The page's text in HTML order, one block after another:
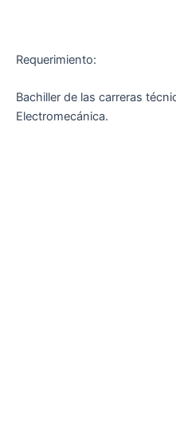
Requerimiento:
Bachiller de las carreras
Electromecánica.